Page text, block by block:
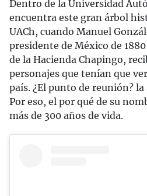
Dentro de la Universidad
encuentra este gran árbol
UACh, cuando Manuel
presidente de México de
de la Hacienda Chapingo,
personajes que tenían que
país. ¿El punto de reunión?
Por eso, el por qué de su
más de 300 años de vida.